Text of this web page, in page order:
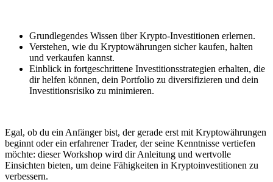
Grundlegendes Wissen über Krypto-Investitionen erlernen.
Verstehen, wie du Kryptowährungen sicher kaufen, halten
und verkaufen kannst.
Einblick in fortgeschrittene Investitionsstrategien erhalten, die
dir helfen können, dein Portfolio zu diversifizieren und dein
Investitionsrisiko zu minimieren.
Egal, ob du ein Anfänger bist, der gerade erst mit Kryptowährungen
beginnt oder ein erfahrener Trader, der seine Kenntnisse vertiefen
möchte: dieser Workshop wird dir Anleitung und wertvolle
Einsichten bieten, um deine Fähigkeiten in Kryptoinvestitionen zu
verbessern.